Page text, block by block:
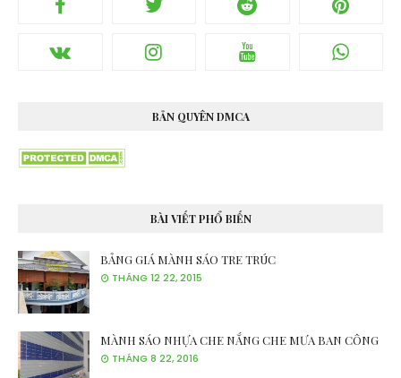
BẢN QUYÊN DMCA
BÀI VIẾT PHỔ BIẾN
BẢNG GIÁ MÀNH SÁO TRE TRÚC
THÁNG 12 22, 2015
MÀNH SÁO NHỰA CHE NẮNG CHE MƯA BAN CÔNG
THÁNG 8 22, 2016